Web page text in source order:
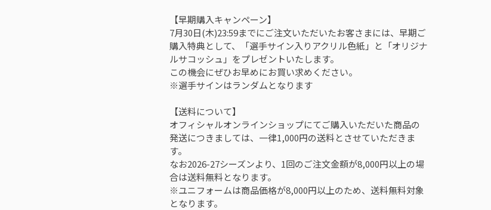
【早期購入キャンペーン】
7月30日(木)23:59までにご注文いただいたお客さまには、早期ご
購入特典として、「選手サイン入りアクリル色紙」と「オリジナ
ルサコッシュ」をプレゼントいたします。
この機会にぜひお早めにお買い求めください。
※選手サインはランダムとなります
【送料について】
オフィシャルオンラインショップにてご購入いただいた商品の
発送につきましては、一律1,000円の送料とさせていただきま
す。
なお2026-27シーズンより、1回のご注文金額が8,000円以上の場
合は送料無料となります。
※ユニフォームは商品価格が8,000円以上のため、送料無料対象
となります。